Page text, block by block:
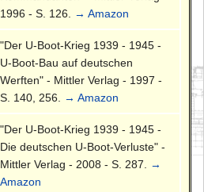
1996 - S. 126.
→ Amazon
"Der U-Boot-Krieg 1939 - 1945 -
U-Boot-Bau auf deutschen
Werften" - Mittler Verlag - 1997 -
S. 140, 256.
→ Amazon
"Der U-Boot-Krieg 1939 - 1945 -
Die deutschen U-Boot-Verluste" -
Mittler Verlag - 2008 - S. 287.
→
Amazon